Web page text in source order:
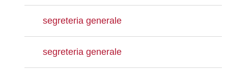
segreteria generale
segreteria generale